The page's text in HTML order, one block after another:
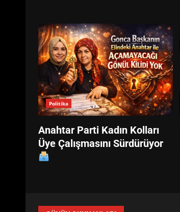
Politika
Anahtar Parti Kadın Kolları
Üye Çalışmasını Sürdürüyor